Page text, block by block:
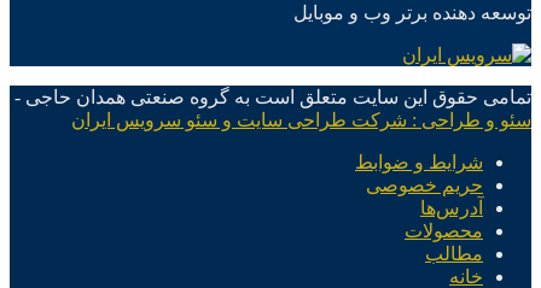
توسعه دهنده برتر وب و موبایل
تمامی حقوق این سایت متعلق است به گروه صنعتی همدان حاجی -
سئو و طراحی : شرکت طراحی سایت و سئو سرویس ایران
شرایط و ضوابط
حریم خصوصی
آدرس‌ها
محصولات
مطالب
خانه